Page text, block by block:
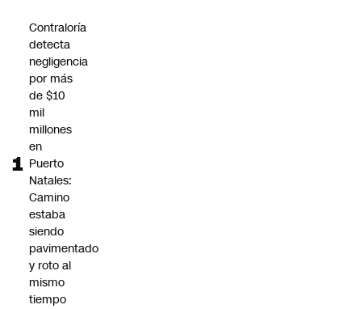
Contraloría
detecta
negligencia
por más
de $10
mil
millones
en
Puerto
Natales:
Camino
estaba
siendo
pavimentado
y roto al
mismo
tiempo